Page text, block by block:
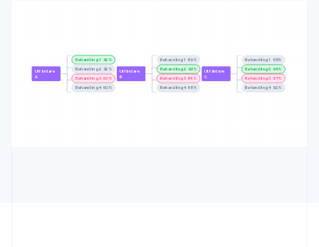
Utfärdare
A
Behandling 1
92%
Behandling 2 91%
Behandling 3 91%
Behandling 4 90%
Utfärdare
B
Behandling 1
91%
Behandling 2 90%
Behandling 3 83%
Behandling 4 89%
Utfärdare
C
Behandling 1
86%
Behandling 2 93%
Behandling 3 87%
Behandling 4 94%